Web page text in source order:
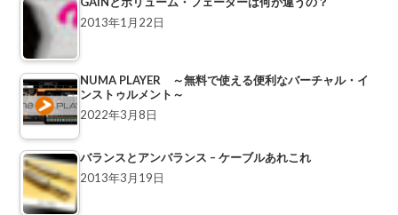
2013年1月22日
NUMA PLAYER ～無料で使える便利なバーチャル・イ
ンストゥルメント～
2022年3月8日
バランスとアンバランス – ケーブルあれこれ
2013年3月19日